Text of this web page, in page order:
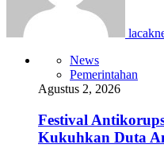
News
Pemerintahan
Agustus 2, 2026
Festival
Kukuhkan Duta